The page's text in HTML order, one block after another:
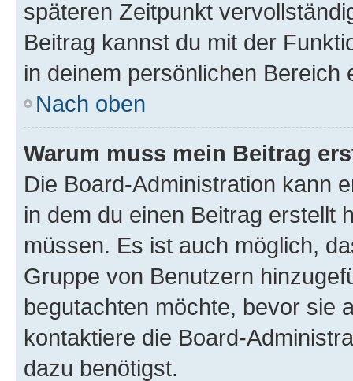
späteren Zeitpunkt
Beitrag kannst du mit der
in deinem persönlichen Bereich
Nach oben
Warum muss mein Beitrag
Die Board-Administration kann
in dem du einen Beitrag erstellt
müssen. Es ist auch möglich,
Gruppe von Benutzern
begutachten möchte, bevor sie
kontaktiere die Board-
dazu benötigst.